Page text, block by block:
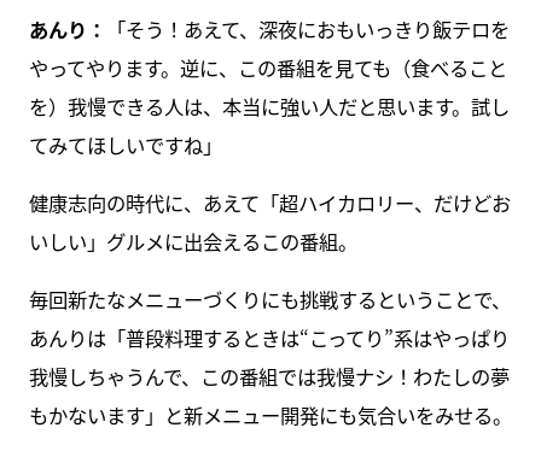
あんり：
「そう！あえて、深夜におもいっきり飯テロを
やってやります。逆に、この番組を見ても（食べること
を）我慢できる人は、本当に強い人だと思います。試し
てみてほしいですね」
健康志向の時代に、あえて「超ハイカロリー、だけどお
いしい」グルメに出会えるこの番組。
毎回新たなメニューづくりにも挑戦するということで、
あんりは「普段料理するときは“こってり”系はやっぱり
我慢しちゃうんで、この番組では我慢ナシ！わたしの夢
もかないます」と新メニュー開発にも気合いをみせる。